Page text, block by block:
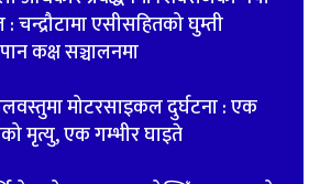
चन्द्रौटामा एसीसहितको घुम्ती
कक्ष सञ्चालनमा
मोटरसाइकल दुर्घटना : एक
मृत्यु, एक गम्भीर घाइते